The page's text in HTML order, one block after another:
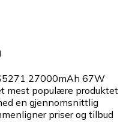
27000mAh 67W
mest populære produktet
en gjennomsnittlig
priser og tilbud